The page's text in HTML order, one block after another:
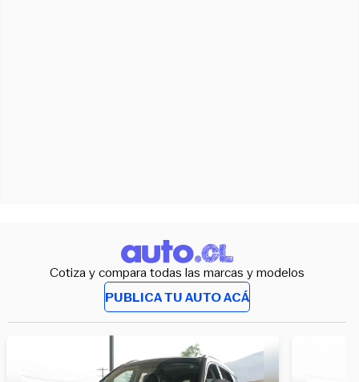
Cotiza y compara todas las marcas y modelos
PUBLICA TU AUTO ACÁ